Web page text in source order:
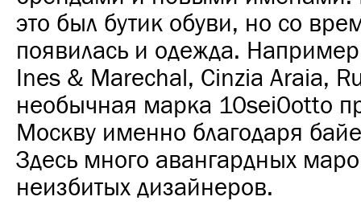
это был бутик обуви, но со
появилась и одежда.
Ines & Marechal, Cinzia Araia,
необычная марка 10sei0otto
Москву именно благодаря
Здесь много авангардных
неизбитых дизайнеров.